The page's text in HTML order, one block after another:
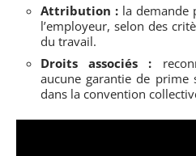
Attribution : la demande
l’employeur, selon des
du travail.
Droits associés :
aucune garantie de prime
dans la convention